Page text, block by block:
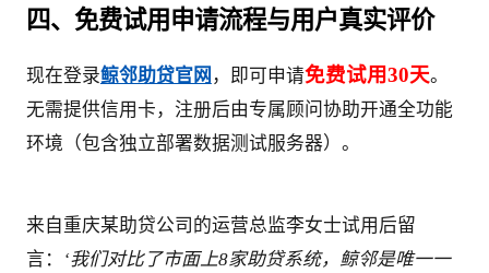
四、免费试用申请流程与用户真实评价
现在登录鲸邻助贷官网 ，即可申请免费试用30天。
无需提供信用卡，注册后由专属顾问协助开通全功能
环境（包含独立部署数据测试服务器）。
来自重庆某助贷公司的运营总监李女士试用后留
言：
‘我们对比了市面上8家助贷系统，鲸邻是唯一一